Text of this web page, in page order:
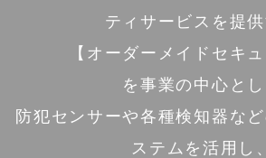
ティサービスを提
【オーダーメイドセキュ
を事業の中心とし
防犯センサーや各種検知器な
ステムを活用し、